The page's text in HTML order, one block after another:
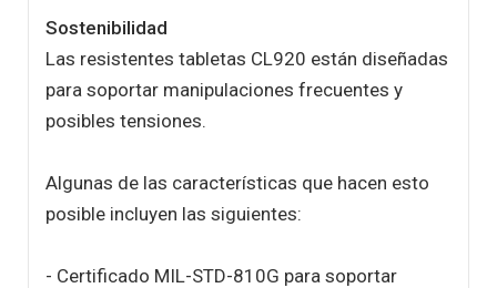
Sostenibilidad
Las resistentes tabletas CL920 están diseñadas
para soportar manipulaciones frecuentes y
posibles tensiones.
Algunas de las características que hacen esto
posible incluyen las siguientes:
- Certificado MIL-STD-810G para soportar